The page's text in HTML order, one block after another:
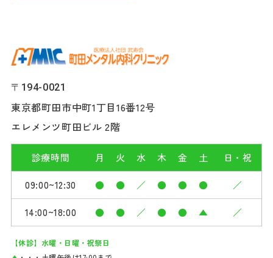
〒194-0021
東京都町田市中町1丁目16番12号
エレメンツ町田ビル 2階
診療時間 月 火 水 木 金 土 日・祝
09:00~12:30 ● ● ／ ● ● ● ／
14:00~18:00 ● ● ／ ● ● ▲ ／
【休診】水曜・日曜・祝祭日